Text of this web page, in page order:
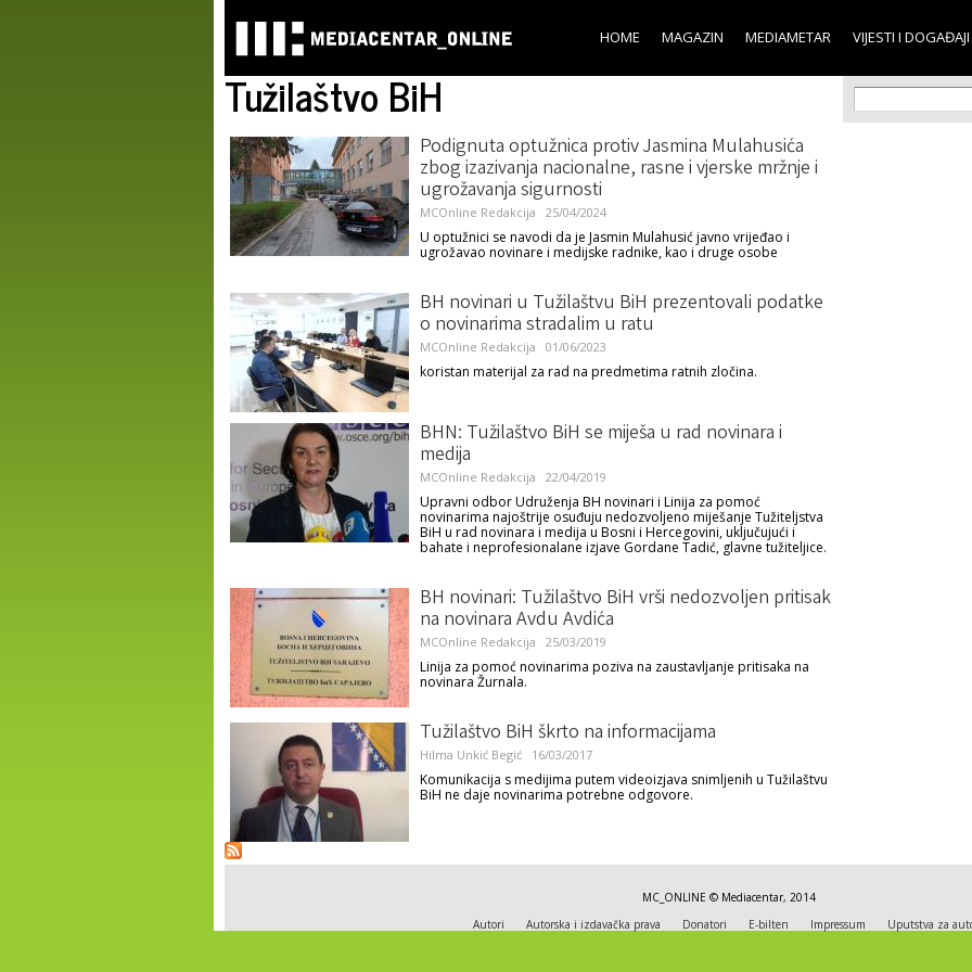
main
content
HOME MAGAZIN MEDIAMETAR VIJESTI I DOGAĐAJI
Tužilaštvo BiH
Podignuta optužnica protiv Jasmina Mulahusića
zbog izazivanja nacionalne, rasne i vjerske mržnje i
ugrožavanja sigurnosti
MCOnline Redakcija 25/04/2024
U optužnici se navodi da je Jasmin Mulahusić javno vrijeđao i
ugrožavao novinare i medijske radnike, kao i druge osobe
BH novinari u Tužilaštvu BiH prezentovali podatke
o novinarima stradalim u ratu
MCOnline Redakcija 01/06/2023
koristan materijal za rad na predmetima ratnih zločina.
BHN: Tužilaštvo BiH se miješa u rad novinara i
medija
MCOnline Redakcija 22/04/2019
Upravni odbor Udruženja BH novinari i Linija za pomoć
novinarima najoštrije osuđuju nedozvoljeno miješanje Tužiteljstva
BiH u rad novinara i medija u Bosni i Hercegovini, uključujući i
bahate i neprofesionalane izjave Gordane Tadić, glavne tužiteljice.
BH novinari: Tužilaštvo BiH vrši nedozvoljen pritisak
na novinara Avdu Avdića
MCOnline Redakcija 25/03/2019
Linija za pomoć novinarima poziva na zaustavljanje pritisaka na
novinara Žurnala.
Tužilaštvo BiH škrto na informacijama
Hilma Unkić Begić 16/03/2017
Komunikacija s medijima putem videoizjava snimljenih u Tužilaštvu
BiH ne daje novinarima potrebne odgovore.
Search
Search
MC_ONLINE © Mediacentar, 2014
Autori
Autorska i izdavačka prava Donatori E-bilten Impressum Uputstva za